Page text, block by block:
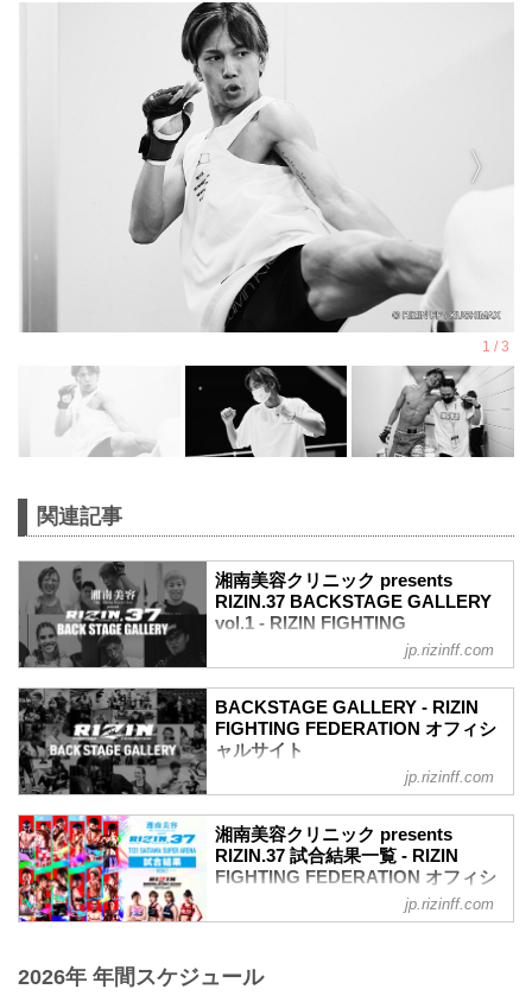
関連記事
湘南美容クリニック presents
RIZIN.37 BACKSTAGE GALLERY
vol.1 - RIZIN FIGHTING
FEDERATION オフィシャルサイト
収めた「BACKSTAGE GALLERY」
第1試合〜第7試合までのvol.2はこちら！
第15試合 RIZIN WORLD GP2022 スーパ
花 vs. ラーラ・フォントーラ
3
ラーラ・フォントーラ3
第14試合 RIZIN WORLD GP2022 スーパ
ーアトム級トーナメント 1回戦／浜崎朱
浜崎朱加3
第13試合 ／所英男 vs. 神龍誠
神龍誠2
jp.rizinff.com
BACKSTAGE GALLERY - RIZIN
FIGHTING FEDERATION オフィシ
ャルサイト
BACKSTAGE GALLERY の記事一覧 - 格
「RIZIN FIGHTING FEDERATION」（ラ
イジン ファイティング フェデレーショ
ン）の情報・加盟団体について発信して
jp.rizinff.com
湘南美容クリニック presents
RIZIN.37 試合結果一覧 - RIZIN
FIGHTING FEDERATION オフィシ
花 vs. ラーラ・フォントーラ
jp.rizinff.com
2026年 年間スケジュール